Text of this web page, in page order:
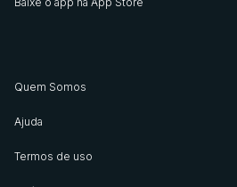
Quem Somos
Ajuda
Termos de uso